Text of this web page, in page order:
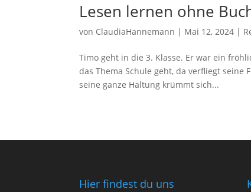
Lesen lernen ohne
von ClaudiaHannemann | Mai 12, 2024 |
Timo geht in die 3. Klasse. Er war ein
das Thema Schule geht, da verfliegt
seine ganze Haltung krümmt sich...
Hier findest du uns